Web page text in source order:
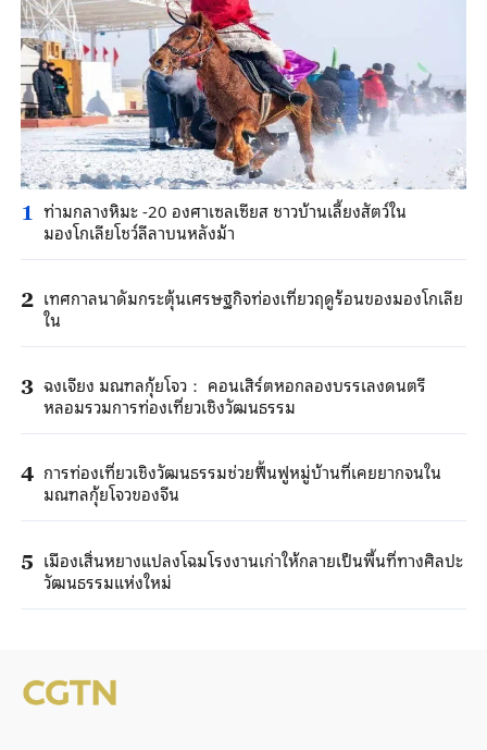
1 ท่ามกลางหิมะ -20 องศาเซลเซียส ชาวบ้านเลี้ยงสัตว์ใน
มองโกเลียโชว์ลีลาบนหลังม้า
2 เทศกาลนาดัมกระตุ้นเศรษฐกิจท่องเที่ยวฤดูร้อนของมองโกเลีย
ใน
3 ฉงเจียง มณฑลกุ้ยโจว： คอนเสิร์ตหอกลองบรรเลงดนตรี
หลอมรวมการท่องเที่ยวเชิงวัฒนธรรม
4 การท่องเที่ยวเชิงวัฒนธรรมช่วยฟื้นฟูหมู่บ้านที่เคยยากจนใน
มณฑลกุ้ยโจวของจีน
5 เมืองเสิ่นหยางแปลงโฉมโรงงานเก่าให้กลายเป็นพื้นที่ทางศิลปะ
วัฒนธรรมแห่งใหม่